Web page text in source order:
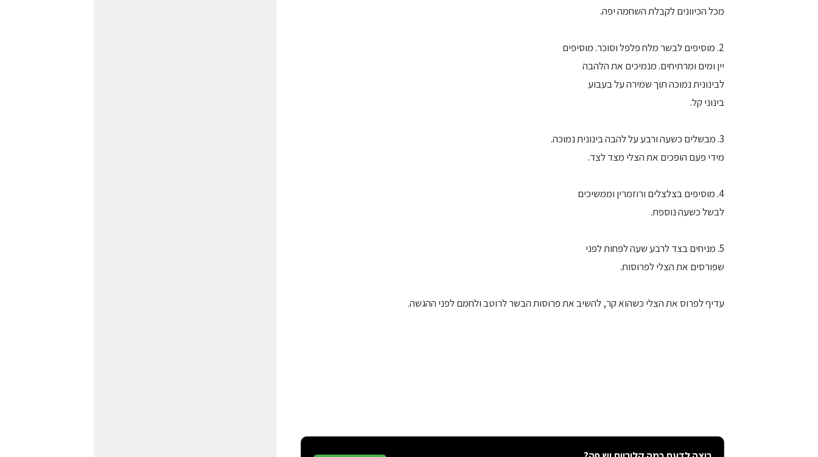
מכל הכיוונים לקבלת השחמה יפה.
2. מוסיפים לבשר מלח פלפל וסוכר. מוסיפים
יין ומים ומרתיחים. מנמיכים את הלהבה
לבינונית נמוכה תוך שמירה על בעבוע
בינוני קל.
3. מבשלים כשעה ורבע על להבה בינונית נמוכה.
מידי פעם הופכים את הצלי מצד לצד.
4. מוסיפים בצלצלים ורוזמרין וממשיכים
לבשל כשעה נוספת.
5. מניחים בצד לרבע שעה לפחות לפני
שפורסים את הצלי לפרוסות.
עדיף לפרוס את הצלי כשהוא קר, להשיב את פרוסות הבשר לרוטב ולחמם לפני ההגשה.